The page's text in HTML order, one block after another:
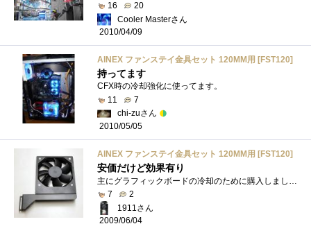
16
20
Cooler Masterさん
2010/04/09
AINEX ファンステイ金具セット 120MM用 [FST120]
持ってます
CFX時の冷却強化に使ってます。
11
7
chi-zuさん
2010/05/05
AINEX ファンステイ金具セット 120MM用 [FST120]
安価だけど効果有り
7
2
1911さん
2009/06/04